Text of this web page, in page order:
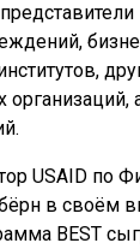
USAID по
в своём
BEST